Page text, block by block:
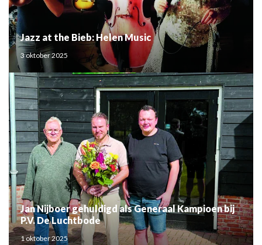
Jazz at the Bieb: Helen Music
3 oktober 2025
Jan Nijboer gehuldigd als Generaal Kampioen bij
P.V. De Luchtbode
1 oktober 2025